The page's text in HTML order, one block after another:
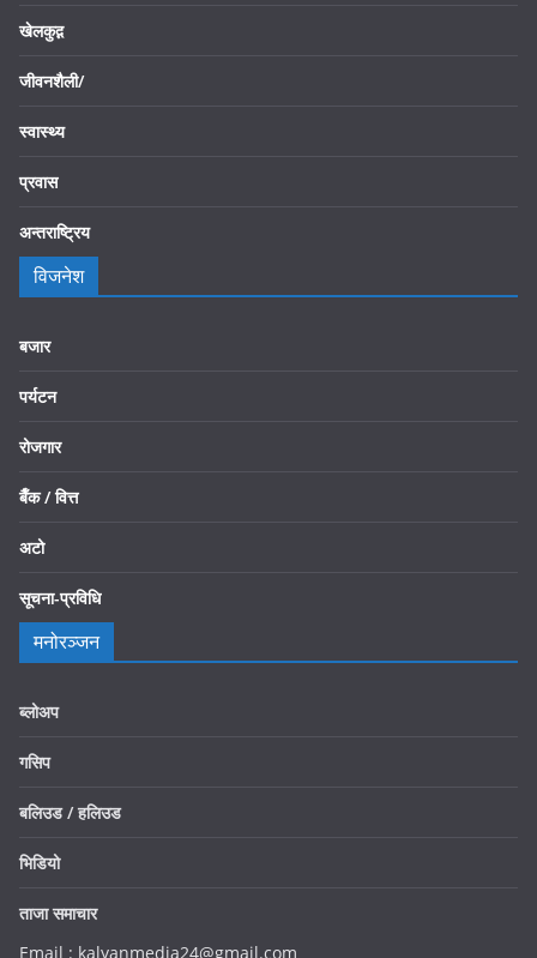
खेलकुद़़
जीवनशैली/
स्वास्थ्य
प्रवास
अन्तराष्ट्रिय
विजनेश
बजार
पर्यटन
रोजगार
बैँक / वित्त
अटो
सूचना-प्रविधि
मनोरञ्जन
ब्लोअप
गसिप
बलिउड / हलिउड
भिडियो
ताजा समाचार
Email : kalyanmedia24@gmail.com